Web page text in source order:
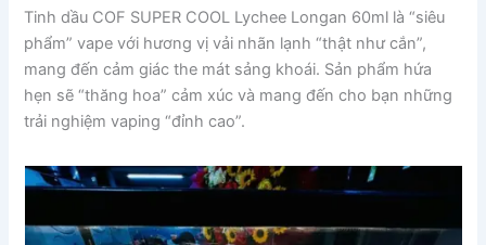
Tinh dầu COF SUPER COOL Lychee Longan 60ml là “siêu
phẩm” vape với hương vị vải nhãn lạnh “thật như cắn”,
mang đến cảm giác the mát sảng khoái. Sản phẩm hứa
hẹn sẽ “thăng hoa” cảm xúc và mang đến cho bạn những
trải nghiệm vaping “đỉnh cao”.